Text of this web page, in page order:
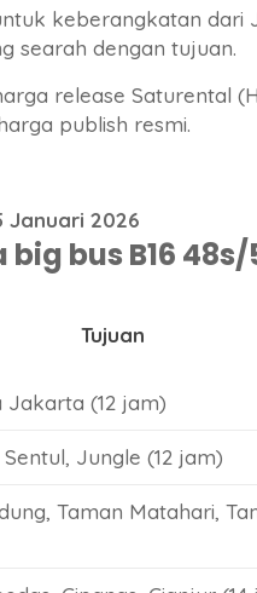
keberangkatan dari
searah dengan tujuan.
release Saturental
publish resmi.
Januari 2026
bus B16
Tujuan
Jakarta (12 jam)
Jungle (12 jam)
Taman Matahari,